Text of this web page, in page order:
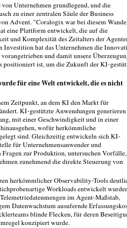
Unternehmen grundlegend, und die
zu einer zentralen Säule der Business
Advent. "Coralogix war bei diesem
eine Plattform entwickelt, die auf die
und Komplexität des Zeitalters der
Investition hat das Unternehmen die
und damit unsere
positioniert ist, um die Zukunft der KI-
für eine Welt entwickelt, die es nicht
Zeitpunkt, an dem KI den Markt für
KI-gestützte Anwendungen generieren
mit einer Geschwindigkeit und in einer
wofür herkömmliche
sind. Gleichzeitig entwickeln sich KI-
für Unternehmensanwender und
Fragen zur Produktion, untersuchen Vorfälle,
zunehmend die direkte Steuerung von
herkömmlicher Observability-Tools
Workloads entwickelt
im Agent-Maßstab,
Datenwachstum ausufernde
blinde Flecken, für deren
konzipiert wurde.